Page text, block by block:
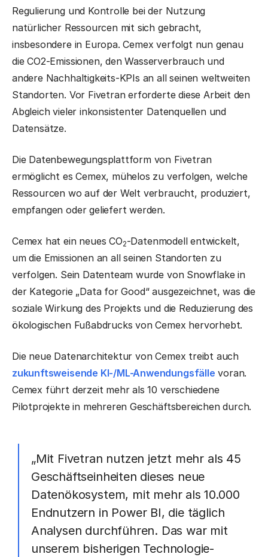
Regulierung und Kontrolle bei der Nutzung
natürlicher Ressourcen mit sich gebracht,
insbesondere in Europa. Cemex verfolgt nun genau
die CO2-Emissionen, den Wasserverbrauch und
andere Nachhaltigkeits-KPIs an all seinen weltweiten
Standorten. Vor Fivetran erforderte diese Arbeit den
Abgleich vieler inkonsistenter Datenquellen und
Datensätze.
Die Datenbewegungsplattform von Fivetran
ermöglicht es Cemex, mühelos zu verfolgen, welche
Ressourcen wo auf der Welt verbraucht, produziert,
empfangen oder geliefert werden.
Cemex hat ein neues CO2-Datenmodell entwickelt,
um die Emissionen an all seinen Standorten zu
verfolgen. Sein Datenteam wurde von Snowflake in
der Kategorie „Data for Good“ ausgezeichnet, was die
soziale Wirkung des Projekts und die Reduzierung des
ökologischen Fußabdrucks von Cemex hervorhebt.
Die neue Datenarchitektur von Cemex treibt auch
zukunftsweisende KI-/ML-Anwendungsfälle voran.
Cemex führt derzeit mehr als 10 verschiedene
Pilotprojekte in mehreren Geschäftsbereichen durch.
„Mit Fivetran nutzen jetzt mehr als 45
Geschäftseinheiten dieses neue
Datenökosystem, mit mehr als 10.000
Endnutzern in Power BI, die täglich
Analysen durchführen. Das war mit
unserem bisherigen Technologie-